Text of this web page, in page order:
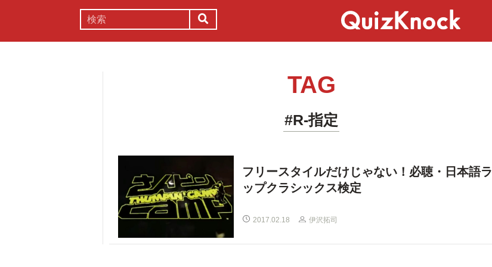
TAG
#R-指定
フリースタイルだけじゃない！必聴・日本語ラ
ップクラシックス検定
2017.02.18 伊沢拓司